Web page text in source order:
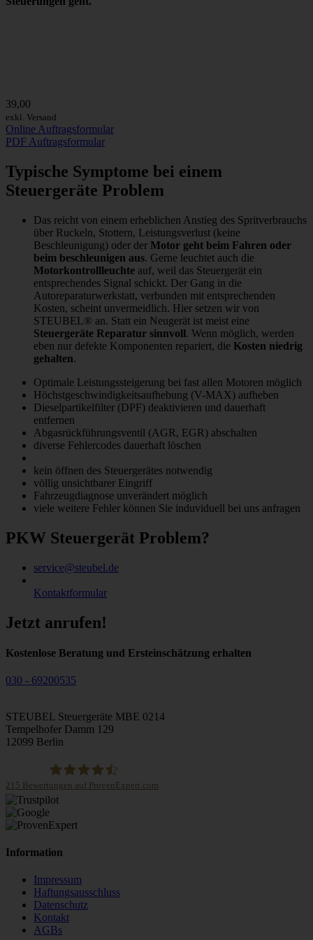
39,00
exkl. Versand
Online Auftragsformular
PDF Auftragsformular
Typische Symptome bei einem
Steuergeräte Problem
Das reicht von einem erheblichen Anstieg des Spritverbrauchs
über Ruckeln, Stottern, Leistungsverlust (keine
Beschleunigung) oder der Motor geht beim Fahren oder
beim beschleunigen aus. Gerne leuchtet auch die
Motorkontrollleuchte auf, weil das Steuergerät ein
entsprechendes Signal schickt. Der Gang in die
Autoreparaturwerkstatt, verbunden mit entsprechenden
Kosten, scheint unvermeidlich. Hier setzen wir von
STEUBEL® an. Statt ein Neugerät ist meist eine
Steuergeräte Reparatur sinnvoll. Wenn möglich, werden
eben nur defekte Komponenten repariert, die Kosten niedrig
gehalten.
Optimale Leistungssteigerung bei fast allen Motoren möglich
Höchstgeschwindigkeitsaufhebung (V-MAX) aufheben
Dieselpartikelfilter (DPF) deaktivieren und dauerhaft
entfernen
Abgasrückführungsventil (AGR, EGR) abschalten
diverse Fehlercodes dauerhaft löschen
kein öffnen des Steuergerätes notwendig
völlig unsichtbarer Eingriff
Fahrzeugdiagnose unverändert möglich
viele weitere Fehler können Sie induviduell bei uns anfragen
PKW Steuergerät Problem?
service@steubel.de
Kontaktformular
Jetzt anrufen!
Kostenlose Beratung und Ersteinschätzung erhalten
030 - 69200535
STEUBEL Steuergeräte MBE 0214
Tempelhofer Damm 129
12099 Berlin
STEUBEL Steuergeräte Annahme Filiale MBE 0214
215 Bewertungen auf ProvenExpert.com
Information
Impressum
Haftungsausschluss
Datenschutz
Kontakt
AGBs